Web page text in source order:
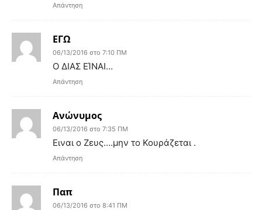
Απάντηση
ΕΓΩ
06/13/2016 στο 7:10 ΠΜ
Ο ΔΙΑΣ ΕΊΝΑΙ…
Απάντηση
Ανώνυμος
06/13/2016 στο 7:35 ΠΜ
Ειναι ο Ζευς….μην το Κουράζεται .
Απάντηση
Παπ
06/13/2016 στο 8:41 ΠΜ